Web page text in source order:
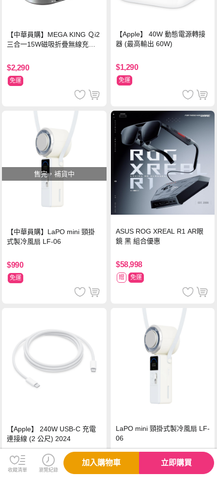
【中華員購】MEGA KING Ｑi2
三合一15W磁吸折疊無線充電
$2,290
免運
【Apple】 40W 動態電源轉接
器 (最高輸出 60W)
$1,290
免運
售完，補貨中
【中華員購】LaPO mini 頸掛
式製冷風扇 LF-06
$990
免運
ASUS ROG XREAL R1 AR眼
鏡 黑 組合優惠
$58,998
贈 免運
【Apple】 240W USB-C 充電
連接線 (2 公尺) 2024
$980
LaPO mini 頸掛式製冷風扇 LF-
06
$990
免運
收藏清單 瀏覽紀錄
加入購物車 立即購買